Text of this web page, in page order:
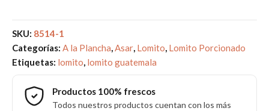
SKU: 8514-1
Categorías: A la Plancha,Asar, Lomito, Lomito Porcionado
Etiquetas: lomito, lomito guatemala
Productos 100% frescos
Todos nuestros productos cuentan con los más